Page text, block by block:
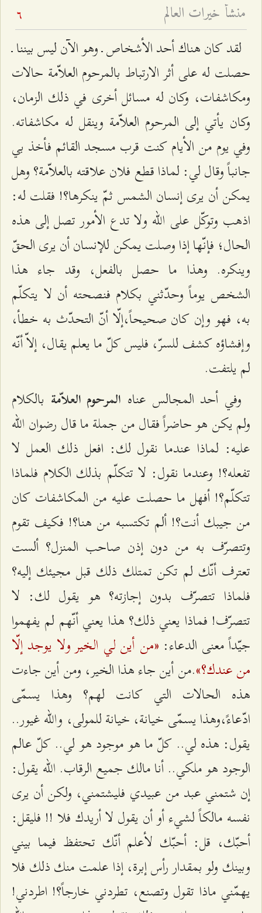
منشأ خيرات العالم 6
لقد كان هناك أحد الأشخاص ـ وهو الآن ليس بيننا ـ
حصلت له على أثر الارتباط بالمرحوم العلاّمة حالات
ومكاشفات، وكان له مسائل أخرى في ذلك الزمان،
وكان يأتي إلى المرحوم العلاّمة وينقل له مكاشفاته.
وفي يوم من الأيام كنت قرب مسجد القائم فأخذ بي
جانباً وقال لي: لماذا قطع فلان علاقته بالعلاّمة؟ وهل
يمكن أن يرى إنسان الشمس ثمّ ينكرها؟! فقلت له:
اذهب وتوكّل على الله ولا تدع الأمور تصل إلى هذه
الحال؛ فإنّها إذا وصلت يمكن للإنسان أن يرى الحقّ
وينكره. وهذا ما حصل بالفعل، وقد جاء هذا
الشخص يوماً وحدّثني بكلام فنصحته أن لا يتكلّم
به، فهو وإن كان صحيحاً،إلّا أنّ التحدّث به خطأ،
وإفشاؤه كشف للسرّ، فليس كلّ ما يعلم يقال، إلاّ أنّه
لم يلتفت.
وفي أحد المجالس عناه المرحوم العلاّمة بالكلام
ولم يكن هو حاضراً فقال من جملة ما قال رضوان الله
عليه: لماذا عندما نقول لك: افعل ذلك العمل لا
تفعله؟! وعندما نقول: لا تتكلّم بذلك الكلام فلماذا
تتكلّم؟! أفهل ما حصلت عليه من المكاشفات كان
من جيبك أنت؟! ألم تكتسبه من هنا؟! فكيف تقوم
وتتصرّف به من دون إذن صاحب المنزل؟ ألست
تعترف أنّك لم تكن تمتلك ذلك قبل مجيئك إليه؟
فلماذا تتصرّف بدون إجازته؟ هو يقول لك: لا
تتصرّف! فماذا يعني ذلك؟ هذا يعني أنّهم لم يفهموا
جيّداً معنى الدعاء: «من أين لي الخير ولا يوجد إلّا
من عندك؟».من أين جاء هذا الخير، ومن أين جاءت
هذه الحالات التي كانت لهم؟ وهذا يسمّى
ادّعاءً،وهذا يسمّى خيانة، خيانة للمولى، والله غيور..
يقول: هذه لي.. كلّ ما هو موجود هو لي.. كلّ عالم
الوجود هو ملكي.. أنا مالك جميع الرقاب. الله يقول:
إن شتمني عبد من عبيدي فليشتمني، ولكن أن يرى
نفسه مالكاً لشيء أو أن يقول لا أريدك فلا !! فليقل:
أحبّك، قل: أحبّك لأعلم أنّك تحتفظ فيما بيني
وبينك ولو بمقدار رأس إبرة، إذا علمت منك ذلك فلا
يهمّني ماذا تقول وتصنع، تطردني خارجاً؟! اطردني!